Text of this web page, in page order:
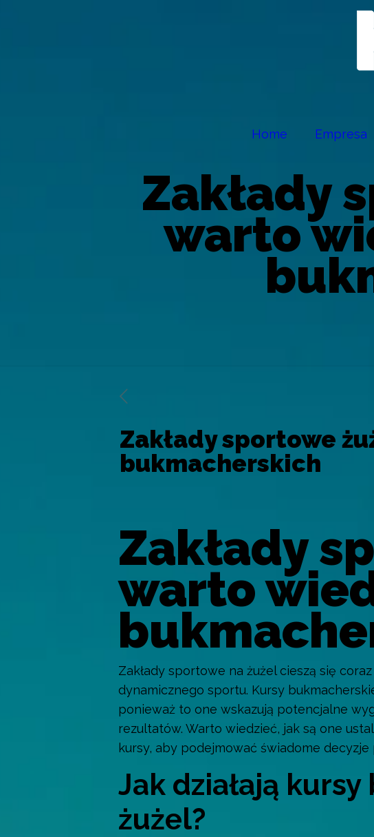
Home Empresa
Zakłady
warto
Zakłady sportowe
bukmacherskich
Zakłady
warto
Zakłady sportowe na żużel cieszą się
dynamicznego sportu. Kursy
ponieważ to one wskazują potencjalne
rezultatów. Warto wiedzieć, jak są one
kursy, aby podejmować świadome decyzje
Jak działają
żużel?